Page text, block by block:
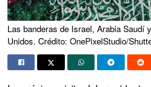
Las banderas de Israel, Arabia Saudí
Unidos. Crédito: OnePixelStudio/